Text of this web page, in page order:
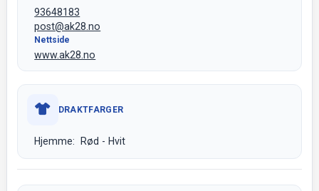
93648183
post@ak28.no
Nettside
www.ak28.no
DRAKTFARGER
Hjemme: Rød - Hvit